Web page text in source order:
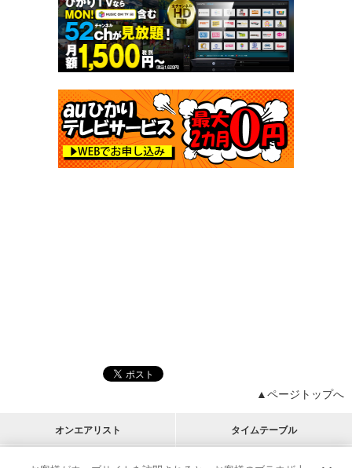
▲ページトップへ
オンエアリスト タイムテーブル
プログラムリスト チャート